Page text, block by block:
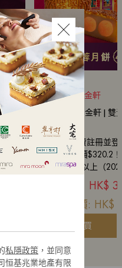
私隱政策 ，並同意
恒基兆業地產有限
，即
或之
中秋月餅 | 國金軒
[低至44折] 國金軒 | 雙
於 eShop 免費註冊並
享 Mi+ 會員價$320.2
購買 12 盒或以上（
前）即可享大量訂購優
HK$
Mi+ 會員價: HK$
立即購買